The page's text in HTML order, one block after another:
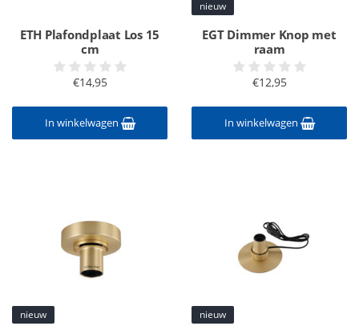
ETH Plafondplaat Los 15
cm
€14,95
In winkelwagen
nieuw
EGT Dimmer Knop met
raam
€12,95
In winkelwagen
nieuw nieuw